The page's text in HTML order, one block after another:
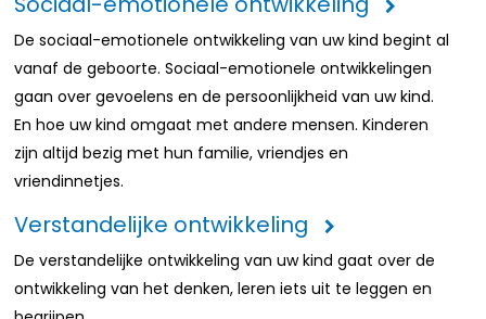
De sociaal-emotionele ontwikkeling van uw kind begint al
vanaf de geboorte. Sociaal-emotionele ontwikkelingen
gaan over gevoelens en de persoonlijkheid van uw kind.
En hoe uw kind omgaat met andere mensen. Kinderen
zijn altijd bezig met hun familie, vriendjes en
vriendinnetjes.
Verstandelijke ontwikkeling
De verstandelijke ontwikkeling van uw kind gaat over de
ontwikkeling van het denken, leren iets uit te leggen en